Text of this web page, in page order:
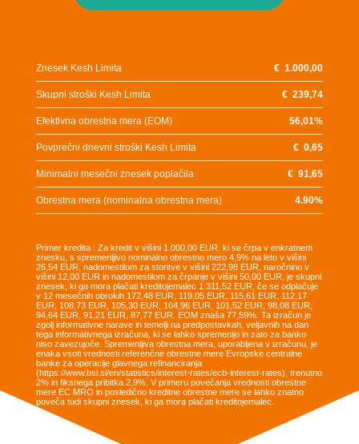
Znesek Kesh Limita €1.000,00
Skupni stroški Kesh Limita €239,74
Efektivna obrestna mera (EOM) 56,01%
Povprečni dnevni stroški Kesh Limita €0,65
Minimalni mesečni znesek poplačila €91,65
Obrestna mera (nominalna obrestna mera) 4.90%
Primer kredita : Za kredit v višini 1.000,00 EUR, ki se črpa v enkratnem
znesku, s spremenljivo nominalno obrestno mero 4,9% na leto v višini
26,54 EUR, nadomestilom za storitve v višini 222,98 EUR, naročnino v
višini 12,00 EUR in nadomestilom za črpanje v višini 50,00 EUR, je skupni
znesek, ki ga mora plačati kreditojemalec 1.311,52 EUR, če se odplačuje
v 12 mesečnih obrokih 172,48 EUR, 119,05 EUR, 115,61 EUR, 112,17
EUR, 108,73 EUR, 105,30 EUR, 104,96 EUR, 101,52 EUR, 98,08 EUR,
94,64 EUR, 91,21 EUR, 87,77 EUR. EOM znaša 77,59%. Ta izračun je
zgolj informativne narave in temelji na predpostavkah, veljavnih na dan
tega informativnega izračuna, ki se lahko spremenijo in zato za banko
niso zavezujoče. Spremenljiva obrestna mera, uporabljena v izračunu, je
enaka vsoti vrednosti referenčne obrestne mere Evropske centralne
banke za operacije glavnega refinanciranja
(https://www.bsi.si/en/statistics/interest-rates/ecb-interest-rates), trenutno
2% in fiksnega pribitka 2,9%. V primeru povečanja vrednosti obrestne
mere EC MRO in posledično kreditne obrestne mere se lahko znatno
poveča tudi skupni znesek, ki ga mora plačati kreditojemalec.